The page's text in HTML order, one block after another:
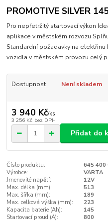
PROMOTIVE SILVER
Pro nepřetržitý startovací výkon
aplikace v městském rozvozu
Standardní požadavky na
vozidla v městském provozu celý
Dostupnost Není skladem
3 940 Kč/ks
3 256 Kč bez DPH
Přidat do
Číslo produktu:
645 400
Výrobce:
VARTA
Jmenovité napětí:
12V
Max. délka (mm):
513
Max. šířka (mm):
189
Max. celková výška (mm):
223
Kapacita baterie (Ah):
145
Startovací proud (A):
800